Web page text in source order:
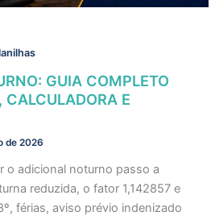
GUIA COMPLETO
CALCULADORA E
de 2026
o adicional noturno passo a
reduzida, o fator 1,142857 e
férias, aviso prévio indenizado